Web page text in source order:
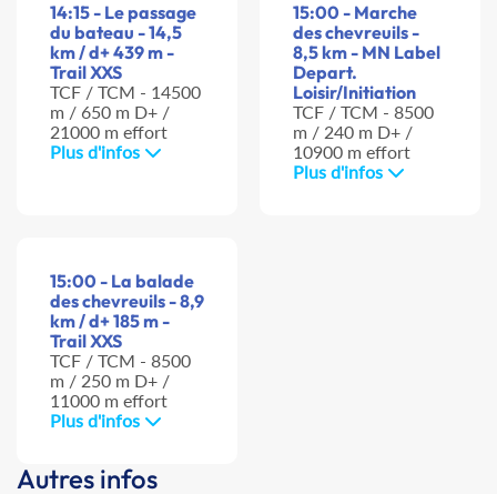
14:15 - Le passage
du bateau - 14,5
km / d+ 439 m -
Trail XXS
TCF / TCM - 14500
m / 650 m D+ /
21000 m effort
Plus d'infos
15:00 - Marche
des chevreuils -
8,5 km - MN Label
Depart.
Loisir/Initiation
TCF / TCM - 8500
m / 240 m D+ /
10900 m effort
Plus d'infos
15:00 - La balade
des chevreuils - 8,9
km / d+ 185 m -
Trail XXS
TCF / TCM - 8500
m / 250 m D+ /
11000 m effort
Plus d'infos
Autres infos